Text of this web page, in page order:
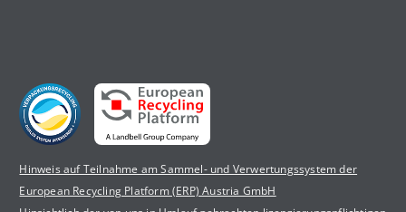
Hinweis auf Teilnahme am Sammel- und Verwertungssystem der
European Recycling Platform (ERP) Austria GmbH